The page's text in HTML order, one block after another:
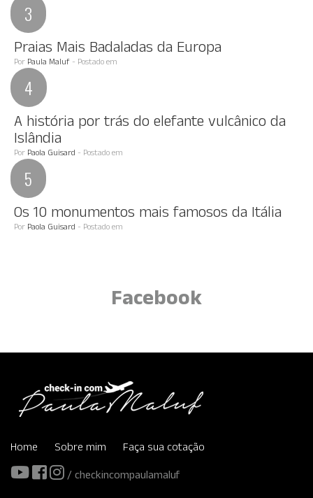
Praias Mais Badaladas da Europa
Por Paula Maluf - Postado em
A história por trás do elefante vulcânico da
Islândia
Por Paola Guisard - Postado em
Os 10 monumentos mais famosos da Itália
Por Paola Guisard - Postado em
Facebook
Home Sobre mim Faça sua cotação
/ checkincompaulamaluf